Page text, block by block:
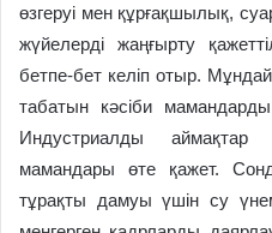
өзгеруі мен құрғақшылық,
жүйелерді жаңғырту
бетпе-бет келіп отыр.
табатын кәсіби
Индустриалды аймақтар
мамандары өте қажет.
тұрақты дамуы үшін су